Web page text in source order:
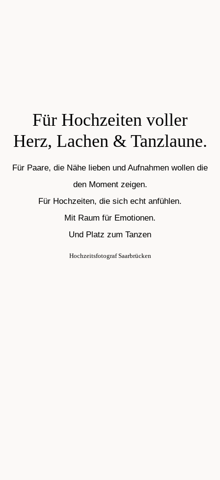
Für Hochzeiten voller
Herz, Lachen & Tanzlaune.
Für Paare, die Nähe lieben und Aufnahmen wollen die
den Moment zeigen.
Für Hochzeiten, die sich echt anfühlen.
Mit Raum für Emotionen.
Und Platz zum Tanzen
Hochzeitsfotograf Saarbrücken